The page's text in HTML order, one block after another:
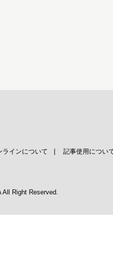
ラインについて 記事使用につい
All Right Reserved.